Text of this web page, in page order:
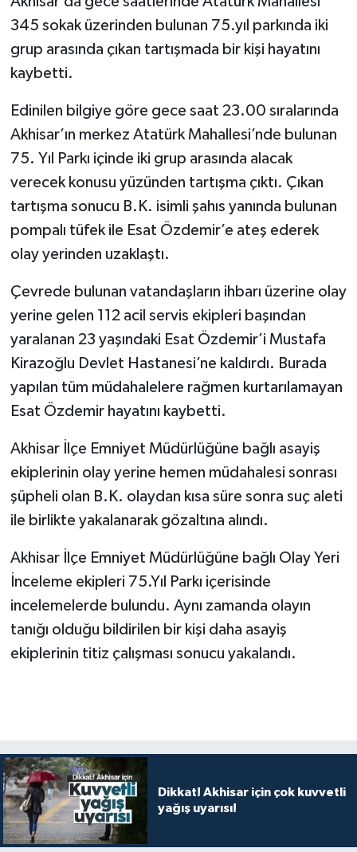
345 sokak üzerinden bulunan 75.yıl parkında iki
grup arasında çıkan tartışmada bir kişi hayatını
kaybetti.
Edinilen bilgiye göre gece saat 23.00 sıralarında
Akhisar’ın merkez Atatürk Mahallesi’nde bulunan
75. Yıl Parkı içinde iki grup arasında alacak
verecek konusu yüzünden tartışma çıktı. Çıkan
tartışma sonucu B.K. isimli şahıs yanında bulunan
pompalı tüfek ile Esat Özdemir’e ateş ederek
olay yerinden uzaklaştı.
Çevrede bulunan vatandaşların ihbarı üzerine olay
yerine gelen 112 acil servis ekipleri başından
yaralanan 23 yaşındaki Esat Özdemir’i Mustafa
Kirazoğlu Devlet Hastanesi’ne kaldırdı. Burada
yapılan tüm müdahalelere rağmen kurtarılamayan
Esat Özdemir hayatını kaybetti.
Akhisar İlçe Emniyet Müdürlüğüne bağlı asayiş
ekiplerinin olay yerine hemen müdahalesi sonrası
şüpheli olan B.K. olaydan kısa süre sonra suç aleti
ile birlikte yakalanarak gözaltına alındı.
Akhisar İlçe Emniyet Müdürlüğüne bağlı Olay Yeri
İnceleme ekipleri 75.Yıl Parkı içerisinde
incelemelerde bulundu. Aynı zamanda olayın
tanığı olduğu bildirilen bir kişi daha asayiş
ekiplerinin titiz çalışması sonucu yakalandı.
Dikkat! Akhisar için çok kuvvetli
yağış uyarısı!
Ülke
Etiketler